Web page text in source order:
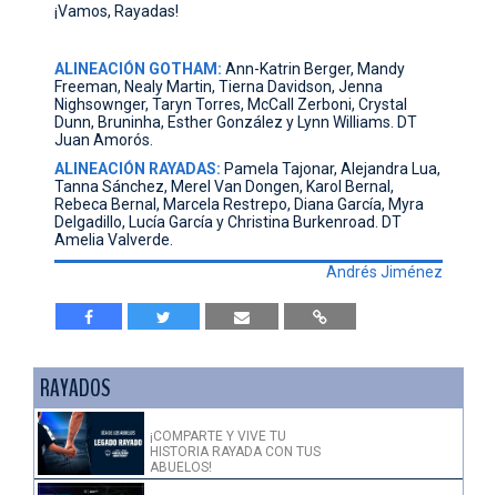
¡Vamos, Rayadas!
ALINEACIÓN GOTHAM: Ann-Katrin Berger, Mandy
Freeman, Nealy Martin, Tierna Davidson, Jenna
Nighsownger, Taryn Torres, McCall Zerboni, Crystal
Dunn, Bruninha, Esther González y Lynn Williams. DT
Juan Amorós.
ALINEACIÓN RAYADAS: Pamela Tajonar, Alejandra Lua,
Tanna Sánchez, Merel Van Dongen, Karol Bernal,
Rebeca Bernal, Marcela Restrepo, Diana García, Myra
Delgadillo, Lucía García y Christina Burkenroad. DT
Amelia Valverde.
Andrés Jiménez
RAYADOS
¡COMPARTE Y VIVE TU
HISTORIA RAYADA CON TUS
ABUELOS!